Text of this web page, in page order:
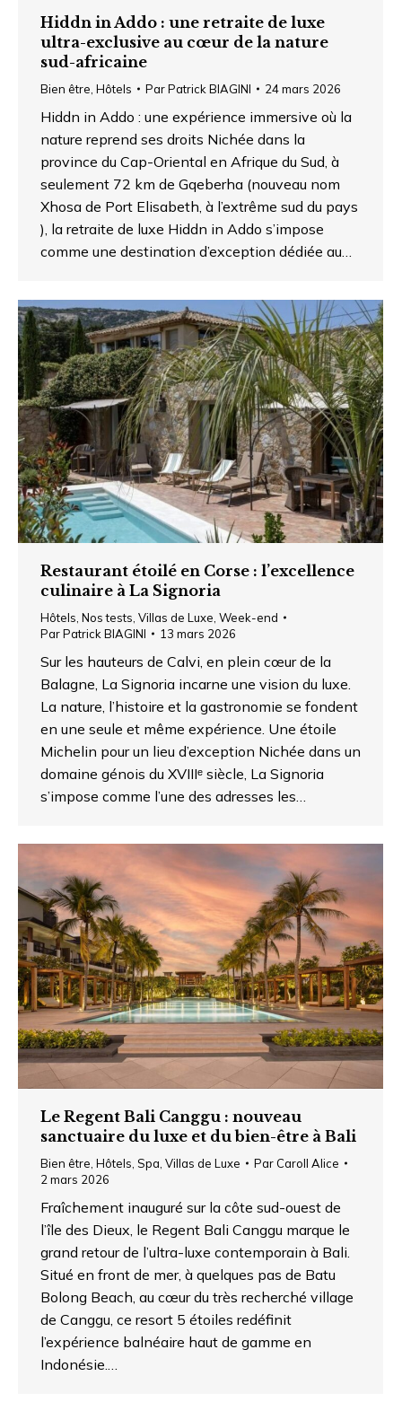
Hiddn in Addo : une retraite de luxe
ultra-exclusive au cœur de la nature
sud-africaine
Bien être Hôtels ParPatrick BIAGINI 24 mars 2026
Hiddn in Addo : une expérience immersive où la
nature reprend ses droits Nichée dans la
province du Cap-Oriental en Afrique du Sud, à
seulement 72 km de Gqeberha (nouveau nom
Xhosa de Port Elisabeth, à l’extrême sud du pays
), la retraite de luxe Hiddn in Addo s’impose
comme une destination d’exception dédiée au…
Restaurant étoilé en Corse : l’excellence
culinaire à La Signoria
Hôtels, Nos tests, Villas de Luxe, Week-end
ParPatrick BIAGINI 13 mars 2026
Sur les hauteurs de Calvi, en plein cœur de la
Balagne, La Signoria incarne une vision du luxe.
La nature, l’histoire et la gastronomie se fondent
en une seule et même expérience. Une étoile
Michelin pour un lieu d’exception Nichée dans un
domaine génois du XVIIIᵉ siècle, La Signoria
s’impose comme l’une des adresses les…
Le Regent Bali Canggu : nouveau
sanctuaire du luxe et du bien-être à Bali
Bien être Hôtels Spa Villas de Luxe Par Caroll Alice
2 mars 2026
Fraîchement inauguré sur la côte sud-ouest de
l’île des Dieux, le Regent Bali Canggu marque le
grand retour de l’ultra-luxe contemporain à Bali.
Situé en front de mer, à quelques pas de Batu
Bolong Beach, au cœur du très recherché village
de Canggu, ce resort 5 étoiles redéfinit
l’expérience balnéaire haut de gamme en
Indonésie.…